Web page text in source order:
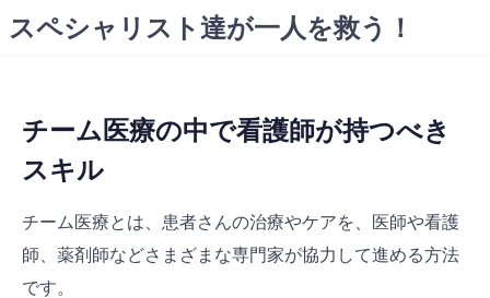
ンスペシャリスト達が一人を救う！
チーム医療の中で看護師が持つべき
スキル
チーム医療とは、患者さんの治療やケアを、医師や看護
師、薬剤師などさまざまな専門家が協力して進める方法
です。